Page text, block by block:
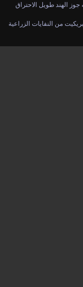
الهند طويل الاحتراق
من النفايات الزراعية